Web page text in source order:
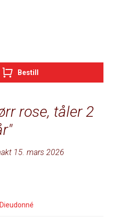
rose, tåler 2
15. mars 2026
Bestill